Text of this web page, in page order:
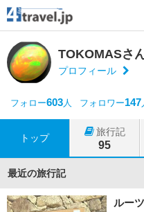
TOKOMASさ
プロフィール
フォロー603人 フォロワー147
トップ
旅行記
95
最近の旅行記
ルー